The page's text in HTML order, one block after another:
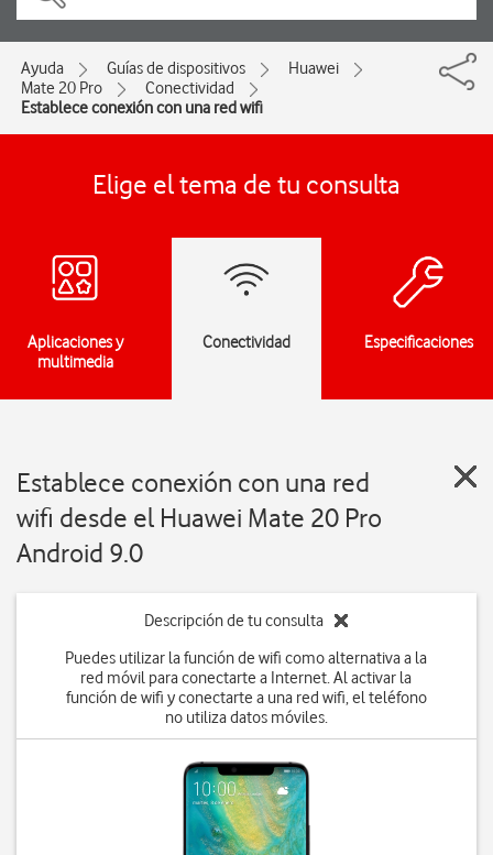
Ayuda Guías de dispositivos
Huawei
Mate 20 Pro
Conectividad
Establece conexión con una red wifi
Elige el tema de tu consulta
Aplicaciones y
multimedia
Conectividad Especificaciones
Establece conexión con una red
wifi desde el Huawei Mate 20 Pro
Android 9.0
Descripción de tu consulta
Puedes utilizar la función de wifi como alternativa a la
red móvil para conectarte a Internet. Al activar la
función de wifi y conectarte a una red wifi, el teléfono
no utiliza datos móviles.